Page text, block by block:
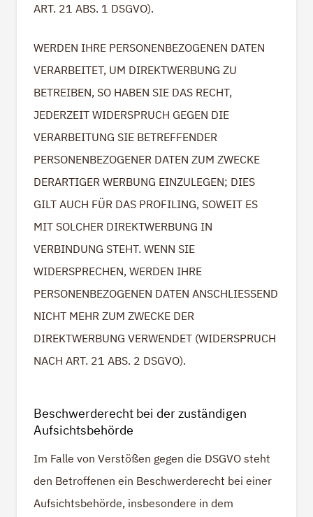
ART. 21 ABS. 1 DSGVO).
WERDEN IHRE PERSONENBEZOGENEN DATEN
VERARBEITET, UM DIREKTWERBUNG ZU
BETREIBEN, SO HABEN SIE DAS RECHT,
JEDERZEIT WIDERSPRUCH GEGEN DIE
VERARBEITUNG SIE BETREFFENDER
PERSONENBEZOGENER DATEN ZUM ZWECKE
DERARTIGER WERBUNG EINZULEGEN; DIES
GILT AUCH FÜR DAS PROFILING, SOWEIT ES
MIT SOLCHER DIREKTWERBUNG IN
VERBINDUNG STEHT. WENN SIE
WIDERSPRECHEN, WERDEN IHRE
PERSONENBEZOGENEN DATEN ANSCHLIESSEND
NICHT MEHR ZUM ZWECKE DER
DIREKTWERBUNG VERWENDET (WIDERSPRUCH
NACH ART. 21 ABS. 2 DSGVO).
Beschwerde­recht bei der zuständigen
Aufsichts­behörde
Im Falle von Verstößen gegen die DSGVO steht
den Betroffenen ein Beschwerderecht bei einer
Aufsichtsbehörde, insbesondere in dem